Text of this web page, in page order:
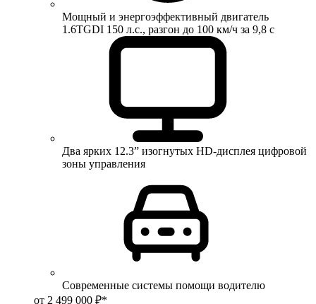
Мощный и энергоэффективный двигатель
1.6TGDI 150 л.с., разгон до 100 км/ч за 9,8 с
Два ярких 12.3” изогнутых HD-дисплея цифровой
зоны управления
Современные системы помощи водителю
от 2 499 000 ₽*